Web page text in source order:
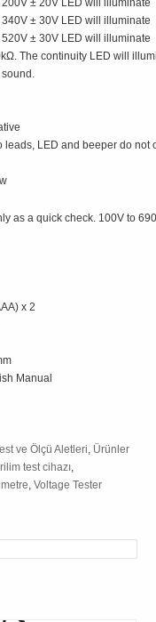
± 30V LED will illuminate
± 30V LED will illuminate
The continuity LED will
leads, LED and beeper do not
as a quick check. 100V to
x 2
Manual
ve Ölçü Aletleri Ürünler
test cihazı
,Voltage Tester